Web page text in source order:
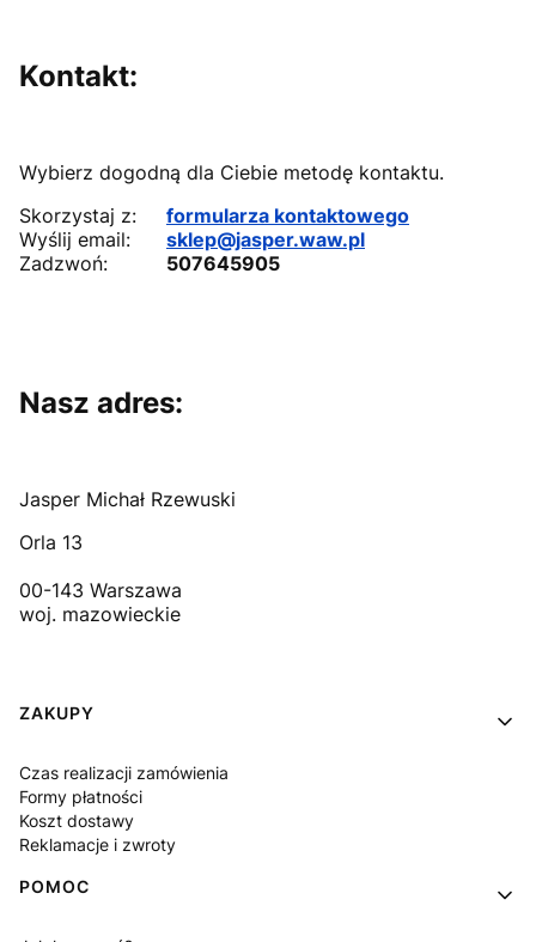
Kontakt:
Wybierz dogodną dla Ciebie metodę kontaktu.
Skorzystaj z:
formularza kontaktowego
Wyślij email: sklep@jasper.waw.pl
Zadzwoń:
507645905
Nasz adres:
Jasper Michał Rzewuski
Orla 13
00-143 Warszawa
woj. mazowieckie
Linki w stopce
ZAKUPY
Czas realizacji zamówienia
Formy płatności
Koszt dostawy
Reklamacje i zwroty
POMOC